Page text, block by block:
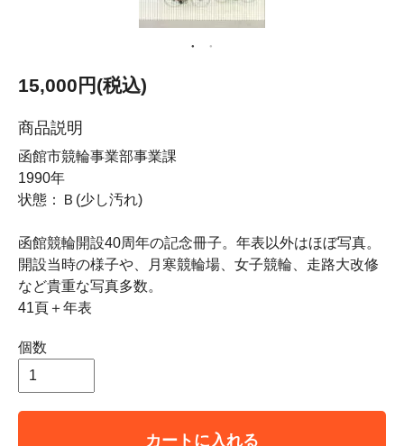
15,000円(税込)
商品説明
函館市競輪事業部事業課
1990年
状態：Ｂ(少し汚れ)
函館競輪開設40周年の記念冊子。年表以外はほぼ写真。
開設当時の様子や、月寒競輪場、女子競輪、走路大改修
など貴重な写真多数。
41頁＋年表
個数
カートに入れる